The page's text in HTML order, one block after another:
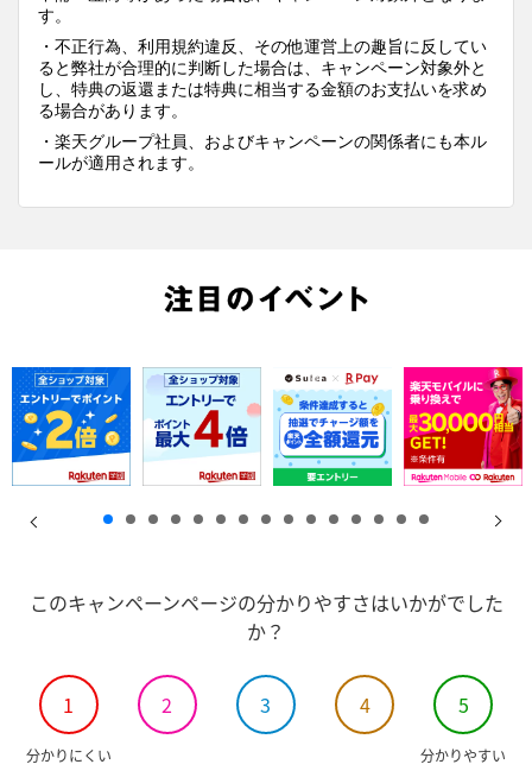
す。
・不正行為、利用規約違反、その他運営上の趣旨に反してい
ると弊社が合理的に判断した場合は、キャンペーン対象外と
し、特典の返還または特典に相当する金額のお支払いを求め
る場合があります。
・楽天グループ社員、およびキャンペーンの関係者にも本ル
ールが適用されます。
このキャンペーンページの分かりやすさはいかがでした
か？
1 2 3 4 5
分かりにくい 分かりやすい